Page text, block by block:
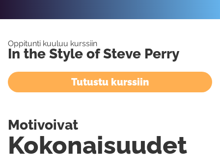
Oppitunti kuuluu kurssiin
In the Style of Steve Perry
Tutustu kurssiin
Kokonaisuudet
Motivoivat